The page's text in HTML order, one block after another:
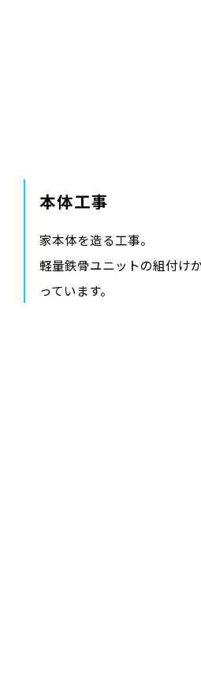
本体工事
家本体を造る工事。
軽量鉄骨ユニットの組付け
っています。